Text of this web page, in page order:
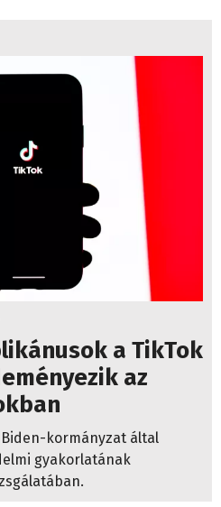
a TikTok
az
kormányzat által
gyakorlatának